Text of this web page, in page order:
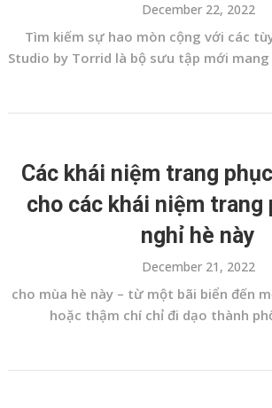
December 22, 2022
Tìm kiếm sự hao mòn cộng với các
Studio by Torrid là bộ sưu tập mới
Các khái niệm trang
cho các khái niệm trang
nghỉ hè này
December 21, 2022
cho mùa hè này – từ một bãi biển đến
hoặc thậm chí chỉ đi dạo thành